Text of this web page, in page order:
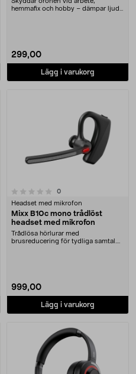
hemmafix och hobby – dämpar ljud
299,00
Lägg i varukorg
0recensioner
Headset med mikrofon
Mixx B10c mono trådlöst
headset med mikrofon
Trådlösa hörlurar med
brusreducering för tydliga samtal.
999,00
Lägg i varukorg